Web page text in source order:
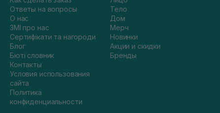
Ответы на вопросы
О нас
ЗМІ про нас
Сертифікати та нагороди
Блог
Бюті словник
Контакты
Условия использования
сайта
Политика
конфиденциальности
Тело
Дом
Мерч
Новинки
Акции и скидки
Бренды